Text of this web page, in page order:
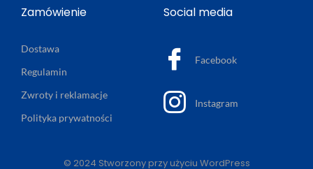
Zamówienie
Dostawa
Regulamin
Zwroty i reklamacje
Polityka prywatności
Social media
Facebook
Instagram
© 2024 Stworzony przy użyciu WordPress